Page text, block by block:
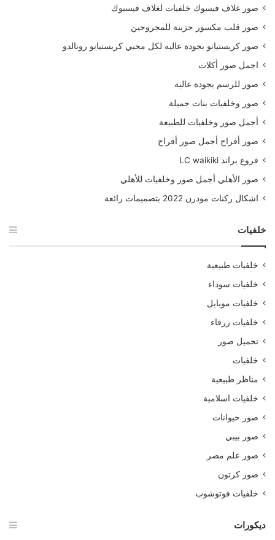
صور غلاف فيسوك خلفيات لغلاف فيسبوك
صور قلب مكسور حزينة للمجروحين
صور كريستيانو بجودة عاليه لكل محبي كريستيانو رونالدو
اجمل صور أكلات
صور للرسم بجودة عالية
صور وخلفيات بنات جميلة
أجمل صور وخلفيات للطبيعة
صور أفراح أجمل صور أفراح
فروع براند LC waikiki
صور الأهلي أجمل صور وخلفيات للأهلي
اشكال ركنات مودرن 2022 بتصميمات رائعة
خلفيات
خلفيات طبيعية
خلفيات سوداء
خلفيات موبايل
خلفيات زرقاء
تحميل صور
خلفيات
مناظر طبيعية
خلفيات اسلامية
صور حيوانات
صور بيبي
صور علم مصر
صور كرتون
خلفيات فوتوشوب
ديكورات